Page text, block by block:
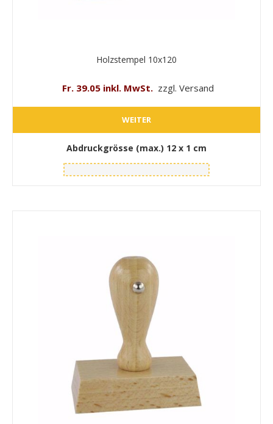
Holzstempel 10x120
Fr. 39.05 inkl. MwSt. zzgl. Versand
WEITER
Abdruckgrösse (max.) 12 x 1 cm